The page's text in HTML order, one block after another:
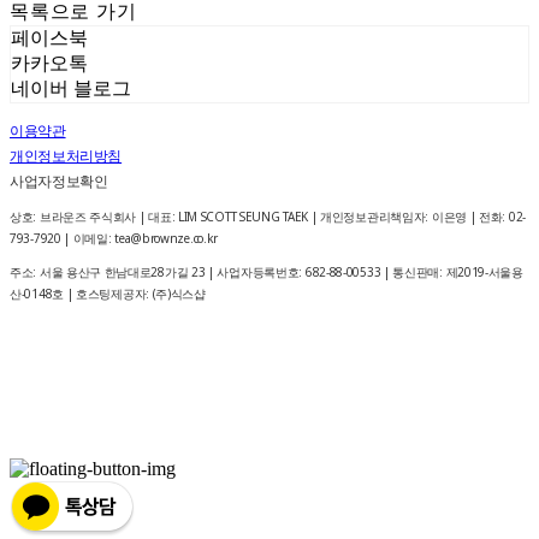
목록으로 가기
페이스북
카카오톡
네이버 블로그
이용약관
개인정보처리방침
사업자정보확인
상호: 브라운즈 주식회사 | 대표: LIM SCOTT SEUNG TAEK | 개인정보관리책임자: 이은영 | 전화: 02-
793-7920 | 이메일: tea@brownze.co.kr
주소: 서울 용산구 한남대로28가길 23 | 사업자등록번호: 682-88-00533 | 통신판매: 제2019-서울용
산-0148호 | 호스팅제공자: (주)식스샵